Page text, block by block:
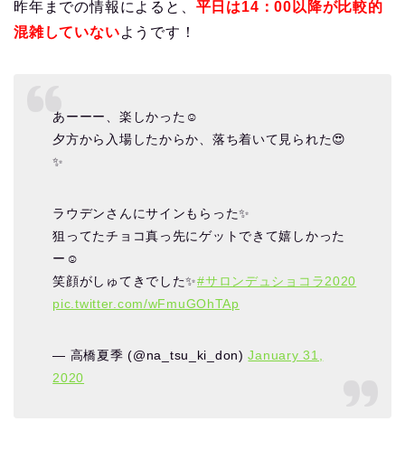
昨年までの情報によると、 平日は14 ：00 以降が比較的
混雑していないようです！
あーーー、楽しかった☺️
夕方から入場したからか、落ち着いて見られた😍
✨
ラウデンさんにサインもらった✨
狙ってたチョコ真っ先にゲットできて嬉しかった
ー☺️
笑顔がしゅてきでした✨#サロンデュショコラ2020
pic.twitter.com/wFmuGOhTAp
— 高橋夏季 (@na_tsu_ki_don)January 31,
2020